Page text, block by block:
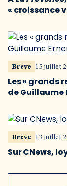
« croissance
Brève 15 juillet
Les « grands
de Guillaume
Brève 13 juillet
Sur CNews,